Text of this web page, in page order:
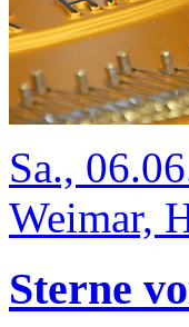
Sa.,
Weimar,
Sterne